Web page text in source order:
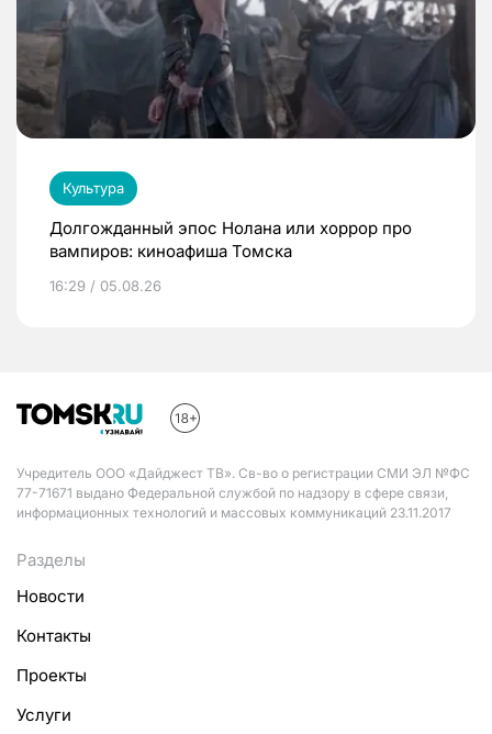
Культура
Долгожданный эпос Нолана или хоррор про
вампиров: киноафиша Томска
16:29 / 05.08.26
Учредитель ООО «Дайджест ТВ». Св-во о регистрации СМИ ЭЛ №ФС
77-71671 выдано Федеральной службой по надзору в сфере связи,
информационных технологий и массовых коммуникаций 23.11.2017
Разделы
Новости
Контакты
Проекты
Услуги